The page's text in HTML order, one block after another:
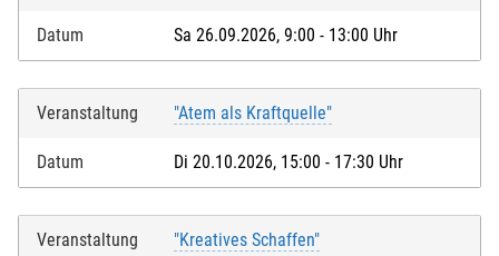
Datum Sa 26.09.2026, 9:00 - 13:00 Uhr
Veranstaltung "Atem als Kraftquelle"
Datum Di 20.10.2026, 15:00 - 17:30 Uhr
Veranstaltung "Kreatives Schaffen"